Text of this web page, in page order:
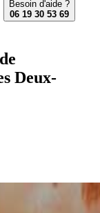
Besoin d'aide ?
06 19 30 53 69
Deux-